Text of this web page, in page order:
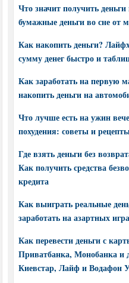
Что значит получить
бумажные деньги во сне
Как накопить деньги?
сумму денег быстро и
Как заработать на первую
накопить деньги на
Что лучше есть на ужин
похудения: советы и
Где взять деньги без
Как получить средства
кредита
Как выиграть реальные
заработать на азартных
Как перевести деньги с
Приватбанка, Монобанка и
Киевстар, Лайф и Водафон